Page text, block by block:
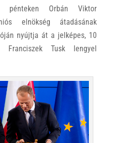
pénteken Orbán Viktor
elnökség átadásának
nyújtja át a jelképes, 10
Tusk lengyel